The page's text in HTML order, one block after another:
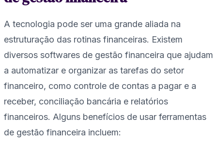
A tecnologia pode ser uma grande aliada na
estruturação das rotinas financeiras. Existem
diversos softwares de gestão financeira que ajudam
a automatizar e organizar as tarefas do setor
financeiro, como controle de contas a pagar e a
receber, conciliação bancária e relatórios
financeiros. Alguns benefícios de usar ferramentas
de gestão financeira incluem: